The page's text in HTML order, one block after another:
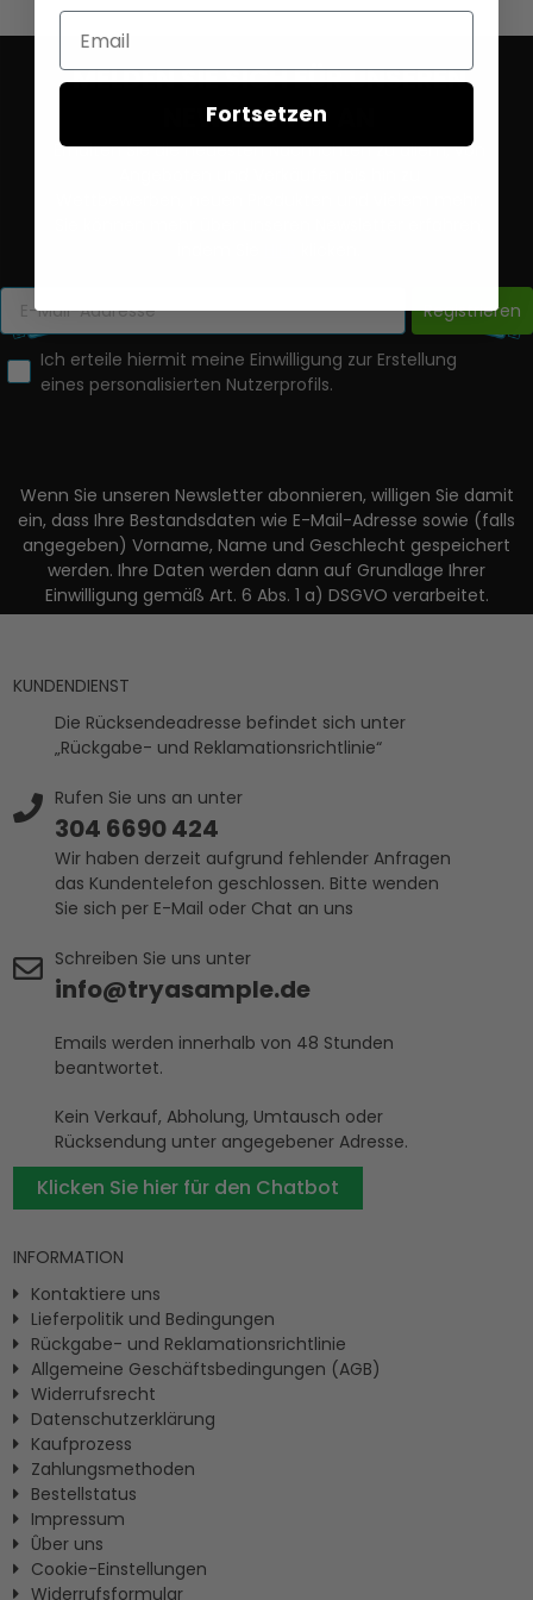
MELDEN SIE SICH FÜR UNSEREN
NEWSLETTER AN
Erhalten Sie die neuesten Nachrichten zu allem, von
Registrieren
Ich erteile hiermit meine Einwilligung zur Erstellung
eines personalisierten Nutzerprofils.
Wenn Sie unseren Newsletter abonnieren, willigen Sie damit
ein, dass Ihre Bestandsdaten wie E-Mail-Adresse sowie (falls
angegeben) Vorname, Name und Geschlecht gespeichert
werden. Ihre Daten werden dann auf Grundlage Ihrer
Einwilligung gemäß Art. 6 Abs. 1 a) DSGVO verarbeitet.
KUNDENDIENST
Die Rücksendeadresse befindet sich unter
„Rückgabe- und Reklamationsrichtlinie“
Rufen Sie uns an unter
304 6690 424
Wir haben derzeit aufgrund fehlender Anfragen
das Kundentelefon geschlossen. Bitte wenden
Sie sich per E-Mail oder Chat an uns
Schreiben Sie uns unter
info@tryasample.de
Emails werden innerhalb von 48 Stunden
beantwortet.
Kein Verkauf, Abholung, Umtausch oder
Rücksendung unter angegebener Adresse.
Klicken Sie hier für den Chatbot
INFORMATION
Kontaktiere uns
Lieferpolitik und Bedingungen
Rückgabe- und Reklamationsrichtlinie
Allgemeine Geschäftsbedingungen (AGB)
Widerrufsrecht
Datenschutzerklärung
Kaufprozess
Zahlungsmethoden
Bestellstatus
Impressum
Ûber uns
Cookie-Einstellungen
Widerrufsformular
Email
Fortsetzen